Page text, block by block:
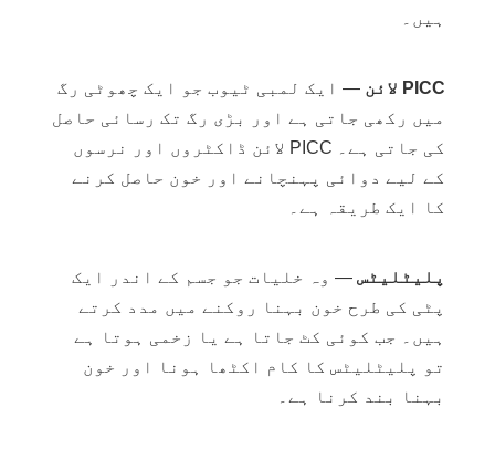
ہیں۔
PICC لائن
— ایک لمبی ٹیوب جو ایک چھوٹی رگ
میں رکھی جاتی ہے اور بڑی رگ تک رسائی حاصل
کی جاتی ہے۔ PICC لائن ڈاکٹروں اور نرسوں
کے لیے دوائی پہنچانے اور خون حاصل کرنے
کا ایک طریقہ ہے۔
پلیٹلیٹس— وہ خلیات جو جسم کے اندر ایک
پٹی کی طرح خون بہنا روکنے میں مدد کرتے
ہیں۔ جب کوئی کٹ جاتا ہے یا زخمی ہوتا ہے
تو پلیٹلیٹس کا کام اکٹھا ہونا اور خون
بہنا بند کرنا ہے۔